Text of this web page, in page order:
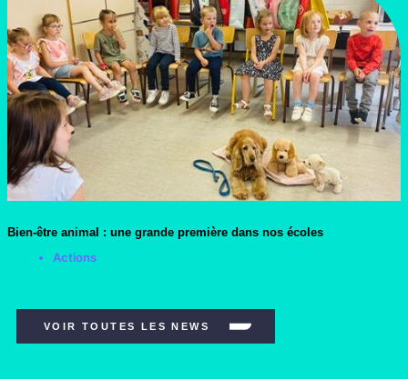
Bien-être animal : une grande première dans nos écoles
Actions
VOIR TOUTES LES NEWS